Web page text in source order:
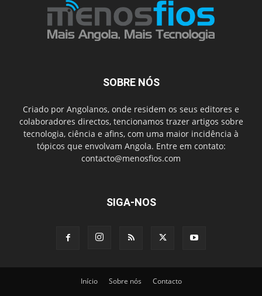
SOBRE NÓS
Criado por Angolanos, onde residem os seus editores e
colaboradores directos, tencionamos trazer artigos sobre
tecnologia, ciência e afins, com uma maior incidência à
tópicos que envolvam Angola. Entre em contato:
contacto@menosfios.com
SIGA-NOS
Início Sobre nós Contacto